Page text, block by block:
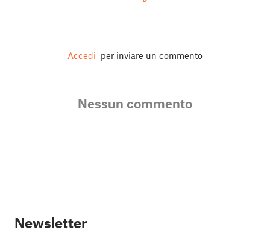
Accedi per inviare un commento
Nessun commento
Newsletter